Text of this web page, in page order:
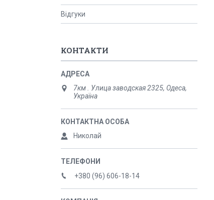
Відгуки
КОНТАКТИ
7км . Улица заводская 2325, Одеса,
Україна
Николай
+380 (96) 606-18-14